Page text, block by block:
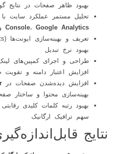
بهبود ظاهر صفحات در نتایج
تحلیل مستمر عملکرد سایت با
Console ،Google Analytics و
بهبود نرخ تبدیل
طراحی و اجرای کمپین‌های
افزایش اعتبار دامنه و
افزایش دیده‌شدن صفحات در
بهینه‌سازی محتوا و ساختار
بهبود رتبه کلمات کلیدی
سهم ترافیک ارگانیک
نتایج